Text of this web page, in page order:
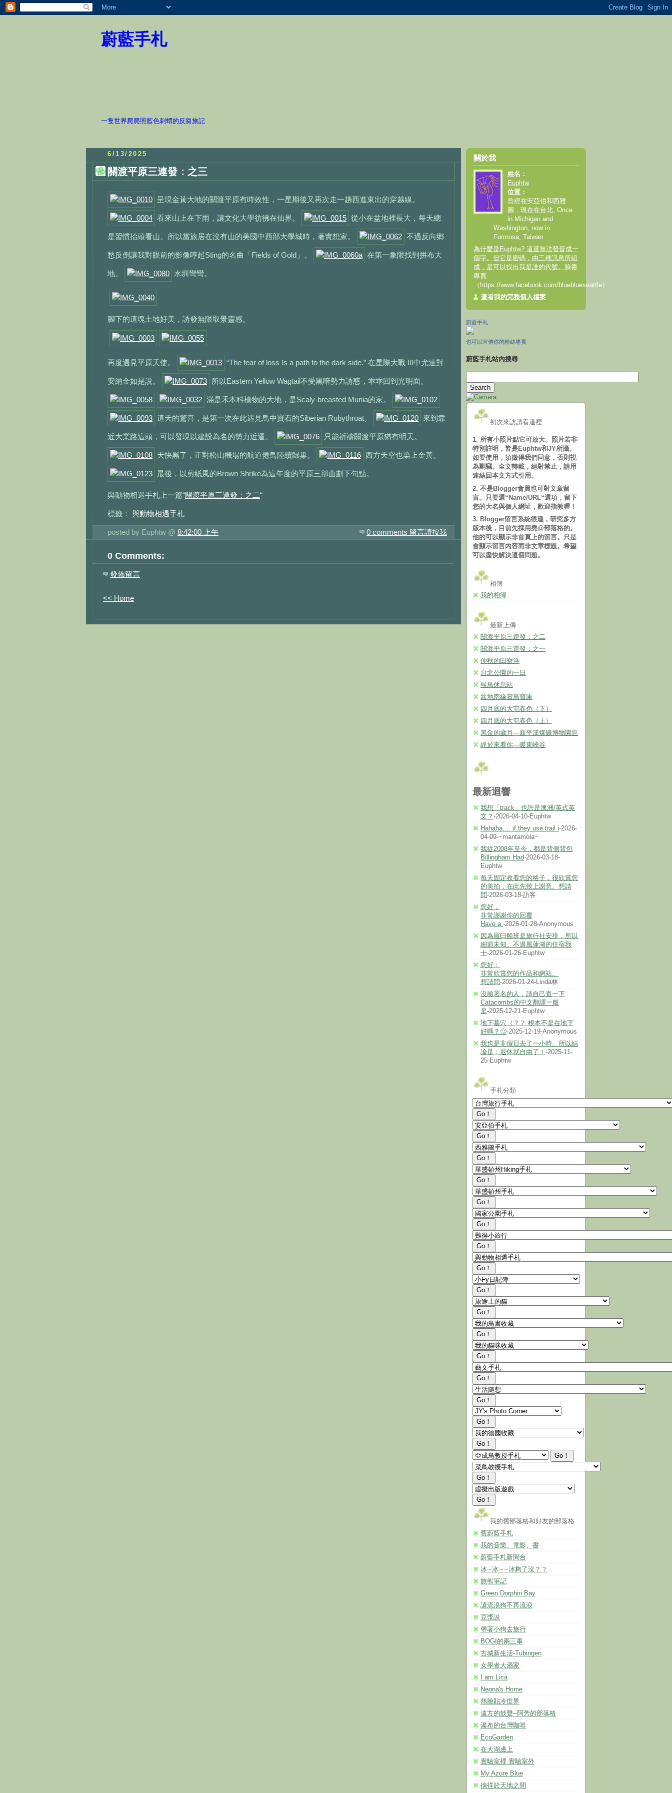
蔚藍手札
一隻世界爬爬照藍色刺蝟的反芻旅記
6/13/2025
關渡平原三連發：之三
呈現金黃大地的關渡平原有時效性，一星期後又再次走一趟西進東出的穿越線。
看來山上在下雨，讓文化大學彷彿在仙界。 從小在盆地裡長大，每天總
是習慣抬頭看山。所以當旅居在沒有山的美國中西部大學城時，著實想家。 不過反向鄉
愁反倒讓我對眼前的影像哼起Sting的名曲「Fields of Gold」。 在第一象限找到拼布大
地。 水圳彎彎。
腳下的這塊土地好美，誘發無限取景靈感。
再度遇見平原天使。 “The fear of loss Is a path to the dark side.” 在星際大戰 III中尤達對
安納金如是說。 所以Eastern Yellow Wagtail不受黑暗勢力誘惑，乖乖回到光明面。
滿是禾本科植物的大地，是Scaly-breasted Munia的家。
這天的驚喜，是第一次在此遇見鳥中寶石的Siberian Rubythroat。 來到靠
近大業路這頭，可以發現以建設為名的勢力近逼。 只能祈禱關渡平原猶有明天。
天快黑了，正對松山機場的航道倦鳥陸續歸巢。 西方天空也染上金黃。
最後，以剪紙風的Brown Shrike為這年度的平原三部曲劃下句點。
與動物相遇手札上一篇“關渡平原三連發：之二“
標籤： 與動物相遇手札
posted by Euphtw @ 8:42:00 上午 0 comments 留言請按我
0 Comments:
發佈留言
<< Home
關於我
姓名：
Euphtw
位置：
曾經在安亞伯和西雅
圖，現在在台北, Once
in Michigan and
Washington, now in
Formosa, Taiwan
為什麼是Euphtw? 這還無法發音成一
個字。但它是密碼，由三種訊息所組
成，是可以找出我是誰的代號。 臉書
專頁
（https://www.facebook.com/blueblueseattle）
查看我的完整個人檔案
蔚藍手札
也可以宣傳你的粉絲專頁
蔚藍手札站內搜尋
初次來訪請看這裡
1. 所有小照片點它可放大。照片若非
特別註明，皆是Euphtw和JY所攝。
如要使用，須徵得我們同意，否則視
為剽竊。全文轉載，絕對禁止，請用
連結回本文方式引用。
2. 不是Blogger會員也可對文章留
言。只要選“Name/URL“選項，留下
您的大名與個人網址，歡迎指教喔！
3. Blogger留言系統很遜，研究多方
版本後，目前先採用堯@部落格的。
他的可以顯示非首頁上的留言。只是
會顯示留言內容而非文章標題。希望
可以盡快解決這個問題。
相簿
我的相簿
最新上傳
關渡平原三連發：之二
關渡平原三連發：之一
仲秋的田寮洋
台北公園的一日
候鳥休息站
盆地南緣賞鳥寶庫
四月底的大屯春色（下）
四月底的大屯春色（上）
黑金的歲月—新平溪煤礦博物園區
終於來看你—暖東峽谷
最新迴響
我想「track」也許是澳洲/英式英
文？ -2026-04-10-Euphtw
Hahaha.... if they use trail i-2026-
04-09-~mantamola~
我從2008年至今，都是背側背包
Billingham Had-2026-03-18-
Euphtw
每天固定收看您的格子，很欣賞您
的美拍，在此先致上謝意。想請
問-2026-03-18-訪客
您好，
非常謝謝你的回覆
Have a -2026-01-28-Anonymous
因為羅臼船班是旅行社安排，所以
細節未知。不過風蓮湖的住宿我
十-2026-01-26-Euphtw
您好：
非常欣賞您的作品和網站。
想請問-2026-01-24-Linda林
沒臉署名的人，請自己查一下
Catacombs的中文翻譯一般
是-2025-12-21-Euphtw
地下墓穴（？？ 根本不是在地下
好嗎？🙄-2025-12-19-Anonymous
我也是非假日去了一小時。所以結
論是：退休就自由了！ -2025-11-
25-Euphtw
手札分類
我的舊部落格和好友的部落格
舊蔚藍手札­
我的音樂、電影、書
蔚藍手札新聞台
冰∼冰∼∼冰夠了沒？？
旅熊筆記
Green Dorphin Bay
讓流浪狗不再流浪
豆漿說
帶著小狗去旅行
BOGI的兩三事
古城新生活-Tübingen
女學者大酒家
I am Lica
Neona's Home
熱臉貼冷世界
遠方的鼓聲--阿芳的部落格
瀑布的台灣咖啡
EcoGarden
在大湖邊上
實驗室裡 實驗室外
My Azure Blue
徜徉於天地之間